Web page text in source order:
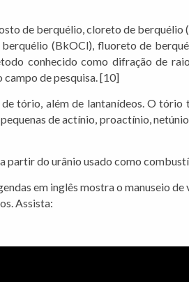
de berquélio, cloreto de
(BkOCl), fluoreto de
conhecido como difração de
de pesquisa. [10]
tório, além de lantanídeos. O
de actínio, proactínio,
partir do urânio usado como
em inglês mostra o manuseio
Assista: